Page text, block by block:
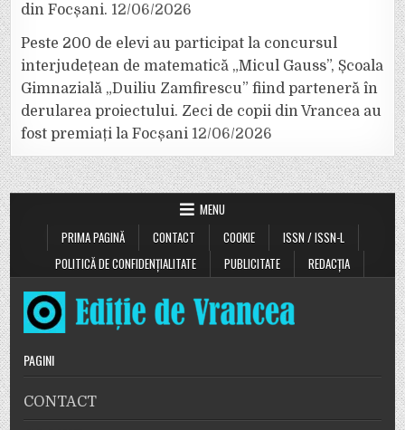
din Focșani. 12/06/2026
Peste 200 de elevi au participat la concursul
interjudețean de matematică „Micul Gauss”, Școala
Gimnazială „Duiliu Zamfirescu” fiind parteneră în
derularea proiectului. Zeci de copii din Vrancea au
fost premiați la Focșani 12/06/2026
MENU
PRIMA PAGINĂ
CONTACT COOKIE
ISSN / ISSN-L
POLITICĂ DE CONFIDENȚIALITATE
PUBLICITATE REDACȚIA
PAGINI
CONTACT